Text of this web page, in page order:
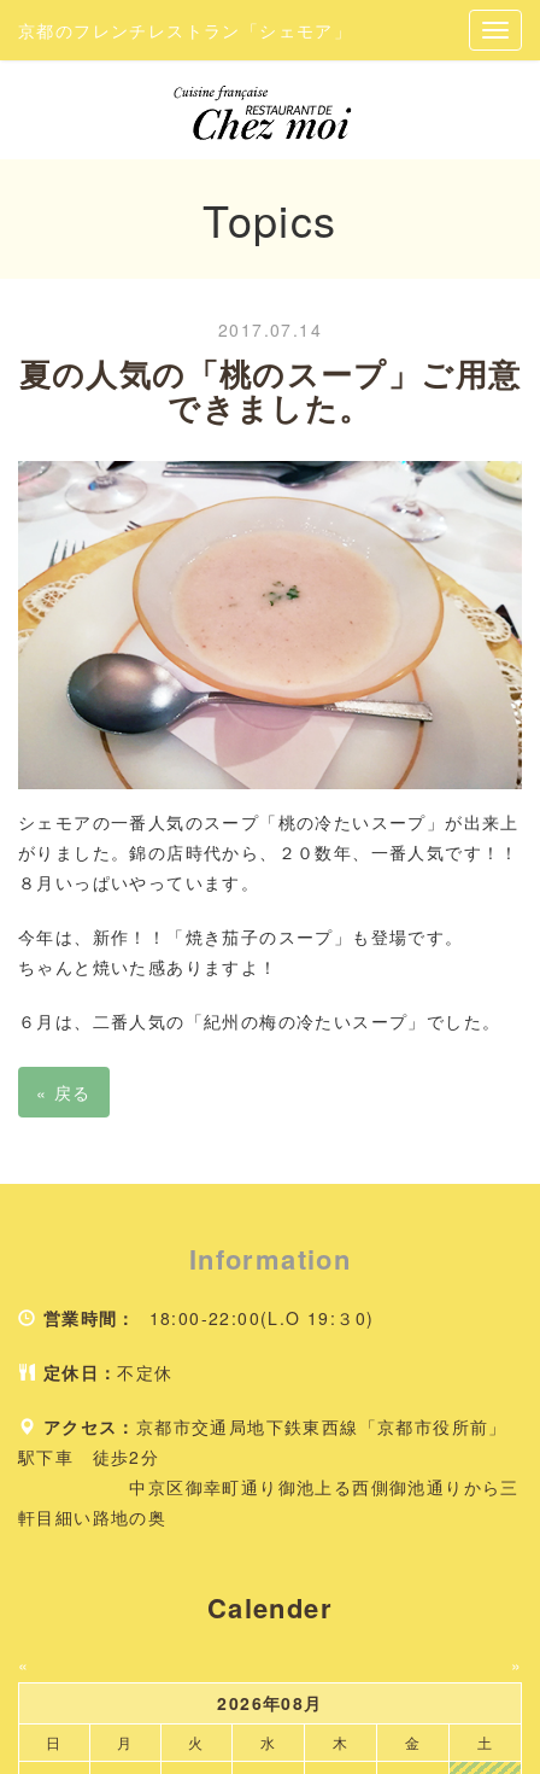
京都のフレンチレストラン「シェモア」
Topics
2017.07.14
夏の人気の「桃のスープ」ご用意
できました。
シェモアの一番人気のスープ「桃の冷たいスープ」が出来上
がりました。錦の店時代から、２０数年、一番人気です！！
８月いっぱいやっています。
今年は、新作！！「焼き茄子のスープ」も登場です。
ちゃんと焼いた感ありますよ！
６月は、二番人気の「紀州の梅の冷たいスープ」でした。
« 戻る
Information
営業時間： 18:00-22:00(L.O 19:３0)
定休日：不定休
アクセス： 京都市交通局地下鉄東西線「京都市役所前」
駅下車 徒歩2分
中京区御幸町通り御池上る西側御池通りから三
軒目細い路地の奥
Calender
«
»
2026年08月
日 月 火 水 木 金 土